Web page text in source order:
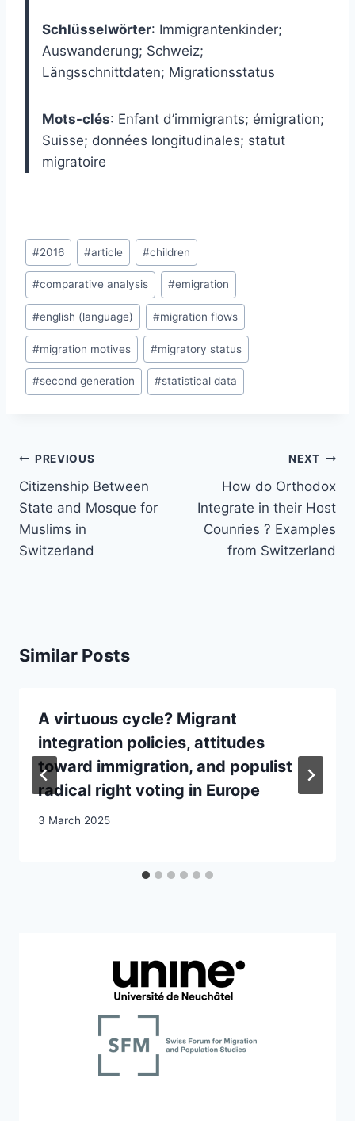
Schlüsselwörter: Immigrantenkinder;
Auswanderung; Schweiz;
Längsschnittdaten; Migrationsstatus
Mots-clés: Enfant d’immigrants; émigration;
Suisse; données longitudinales; statut
migratoire
Post
Tags:
#2016 #article #children
#comparative analysis #emigration
#english (language) #migration flows
#migration motives #migratory status
#second generation #statistical data
Post
navigation
PREVIOUS
Citizenship Between
State and Mosque for
Muslims in
Switzerland
NEXT
How do Orthodox
Integrate in their Host
Counries ? Examples
from Switzerland
Similar Posts
A virtuous cycle? Migrant
integration policies, attitudes
toward immigration, and populist
radical right voting in Europe
3 March 2025